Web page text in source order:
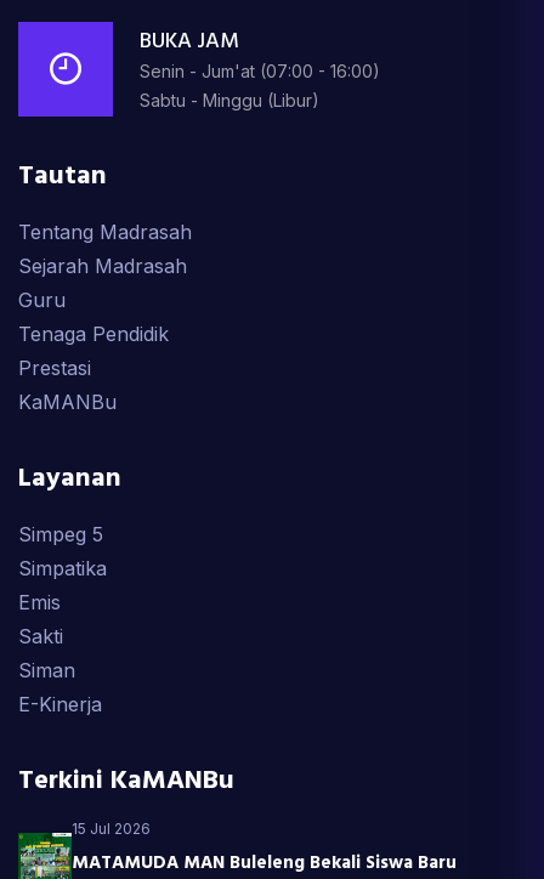
BUKA JAM
Senin - Jum'at (07:00 - 16:00)
Sabtu - Minggu (Libur)
Tautan
Tentang Madrasah
Sejarah Madrasah
Guru
Tenaga Pendidik
Prestasi
KaMANBu
Layanan
Simpeg 5
Simpatika
Emis
Sakti
Siman
E-Kinerja
Terkini KaMANBu
15 Jul 2026
MATAMUDA MAN Buleleng Bekali Siswa Baru